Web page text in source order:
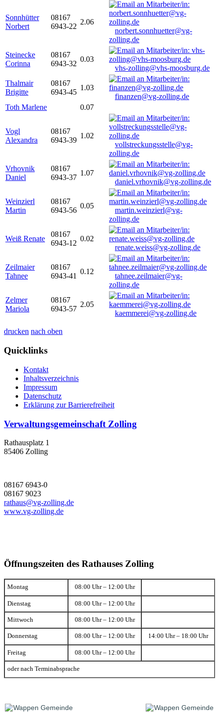
Sonnhütter
Norbert
08167
6943-22
2.06
norbert.sonnhuetter@vg-
zolling.de
Steinecke
Corinna
08167
6943-32
0.03
vhs-zolling@vhs-moosburg.de
Thalmair
Brigitte
08167
6943-45
1.03
finanzen@vg-zolling.de
Toth Marlene
0.07
Vogl
Alexandra
08167
6943-39
1.02
vollstreckungsstelle@vg-
zolling.de
Vrhovnik
Daniel
08167
6943-37
1.07
daniel.vrhovnik@vg-zolling.de
Weinzierl
Martin
08167
6943-56
0.05
martin.weinzierl@vg-
zolling.de
Weiß Renate
08167
6943-12
0.02
renate.weiss@vg-zolling.de
Zeilmaier
Tahnee
08167
6943-41
0.12
tahnee.zeilmaier@vg-
zolling.de
Zelmer
Mariola
08167
6943-57
2.05
kaemmerei@vg-zolling.de
drucken nach oben
Quicklinks
Kontakt
Inhaltsverzeichnis
Impressum
Datenschutz
Erklärung zur Barrierefreiheit
Verwaltungsgemeinschaft Zolling
Rathausplatz 1
85406 Zolling
08167 6943-0
08167 9023
rathaus@vg-zolling.de
www.vg-zolling.de
Öffnungszeiten des Rathauses Zolling
Montag 08:00 Uhr – 12:00 Uhr
Dienstag 08:00 Uhr – 12:00 Uhr
Mittwoch 08:00 Uhr – 12:00 Uhr
Donnerstag 08:00 Uhr – 12:00 Uhr 14:00 Uhr – 18:00 Uhr
Freitag 08:00 Uhr – 12:00 Uhr
oder nach Terminabsprache